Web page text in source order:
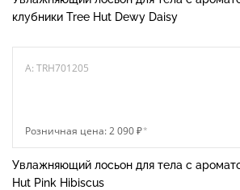
клубники Tree Hut Dewy Daisy
A: TRH701205
Розничная цена: 2 090 ₽*
Увлажняющий лосьон для тела с
Hut Pink Hibiscus